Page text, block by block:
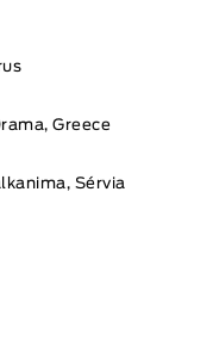
Greece
Sérvia